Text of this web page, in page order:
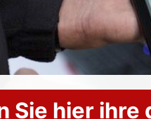
Sie hier